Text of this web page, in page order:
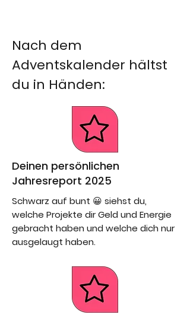
Nach dem
Adventskalender hältst
du in Händen:
Deinen persönlichen
Jahresreport 2025
Schwarz auf bunt 😀 siehst du,
welche Projekte dir Geld und Energie
gebracht haben und welche dich nur
ausgelaugt haben.